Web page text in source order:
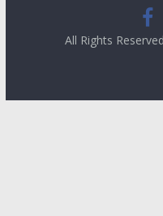
All Rights